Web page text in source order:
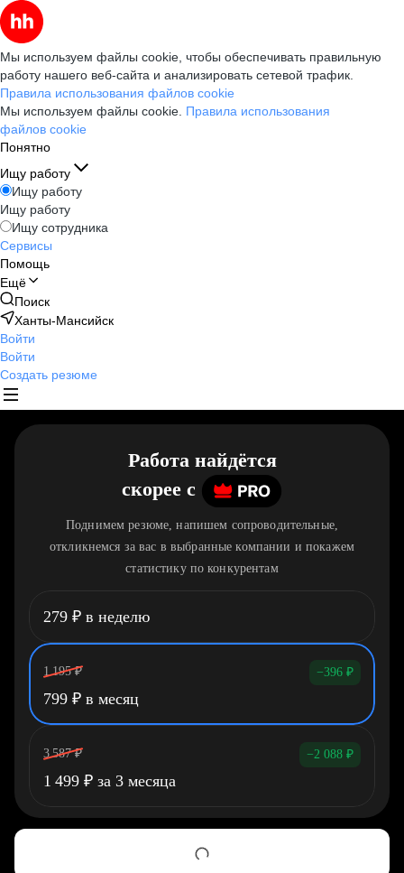
Мы используем файлы cookie, чтобы обеспечивать правильную
работу нашего веб-сайта и анализировать сетевой трафик.
Правила использования файлов cookie
Мы используем файлы cookie. Правила использования
файлов cookie
Понятно
Ищу работу
Ищу работу
Ищу работу
Ищу сотрудника
Сервисы
Помощь
Ещё
Поиск
Ханты-Мансийск
Войти
Войти
Создать резюме
Работа найдётся
скорее c
Поднимем резюме, напишем сопроводительные,
откликнемся за вас в выбранные компании и покажем
статистику по конкурентам
279 ₽ в неделю
1 195 ₽ −396 ₽
799 ₽ в месяц
3 587 ₽ −2 088 ₽
1 499 ₽ за 3 месяца